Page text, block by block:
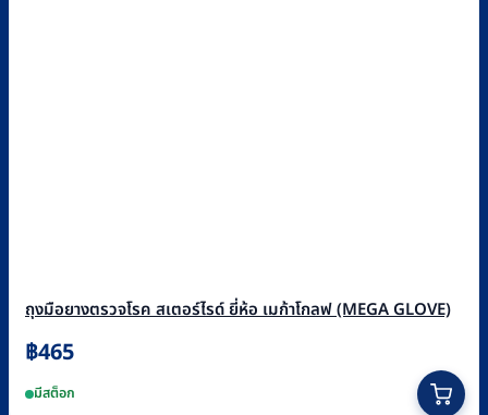
ถุงมือยางตรวจโรค สเตอร์ไรด์ ยี่ห้อ เมก้าโกลฟ (MEGA GLOVE)
฿465
มีสต็อก
product